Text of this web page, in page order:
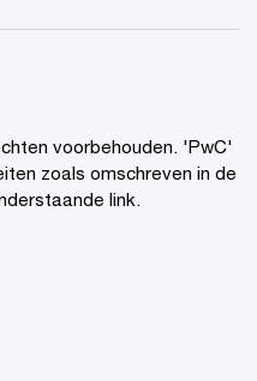
voorbehouden. 'PwC'
zoals omschreven in de
link.